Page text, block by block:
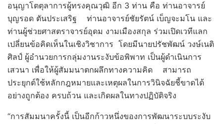
อนุญาโตตุลาการผู้ทรงคุณวุฒิ อีก 3 ท่าน คือ ท่านอาจารย์
บุญรอด ตันประเสริฐ ท่านอาจารย์ชัยรัตน์ เบ็ญจะมโน และ
ท่านผู้ช่วยศาสตราจารย์อุดม งามเมืองสกุล ร่วมเปิดเวทีแลก
เปลี่ยนข้อคิดเห็นในเชิงวิชาการ โดยมีนายปรัชพัฒน์ วงษ์เนติ
ศิลป์ ผู้อำนวยการกลุ่มงานระงับข้อพิพาท เป็นผู้ดำเนินการ
เสวนา เพื่อให้ผู้สัมมนาตกผลึกทางความคิด สามารถ
ประยุกต์ใช้หลักกฎหมายและเหตุผลในการวินิจฉัยชี้ขาดได้
อย่างถูกต้อง ครบถ้วน และเกิดผลในทางปฏิบัติจริง
“การสัมมนาครั้งนี้ เป็นอีกก้าวหนึ่งของการพัฒนาระบบระงับ